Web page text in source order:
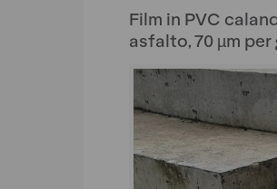
Film in PVC
asfalto, 70 µm